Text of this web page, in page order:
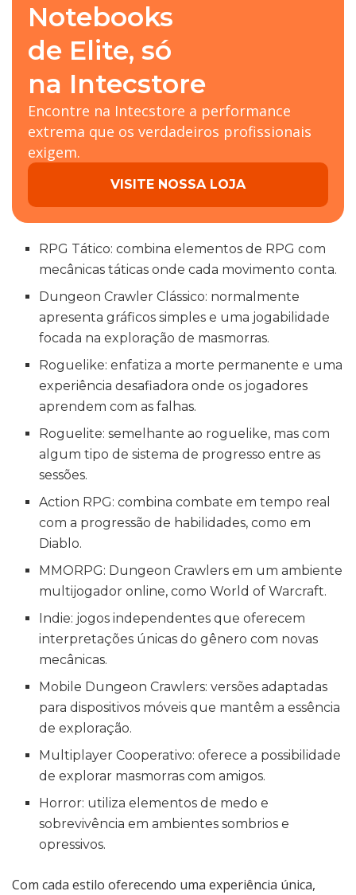
Notebooks
de Elite, só
na Intecstore
Encontre na Intecstore a performance
extrema que os verdadeiros profissionais
exigem.
VISITE NOSSA LOJA
RPG Tático: combina elementos de RPG com
mecânicas táticas onde cada movimento conta.
Dungeon Crawler Clássico: normalmente
apresenta gráficos simples e uma jogabilidade
focada na exploração de masmorras.
Roguelike: enfatiza a morte permanente e uma
experiência desafiadora onde os jogadores
aprendem com as falhas.
Roguelite: semelhante ao roguelike, mas com
algum tipo de sistema de progresso entre as
sessões.
Action RPG: combina combate em tempo real
com a progressão de habilidades, como em
Diablo.
MMORPG: Dungeon Crawlers em um ambiente
multijogador online, como World of Warcraft.
Indie: jogos independentes que oferecem
interpretações únicas do gênero com novas
mecânicas.
Mobile Dungeon Crawlers: versões adaptadas
para dispositivos móveis que mantêm a essência
de exploração.
Multiplayer Cooperativo: oferece a possibilidade
de explorar masmorras com amigos.
Horror: utiliza elementos de medo e
sobrevivência em ambientes sombrios e
opressivos.
Com cada estilo oferecendo uma experiência única,